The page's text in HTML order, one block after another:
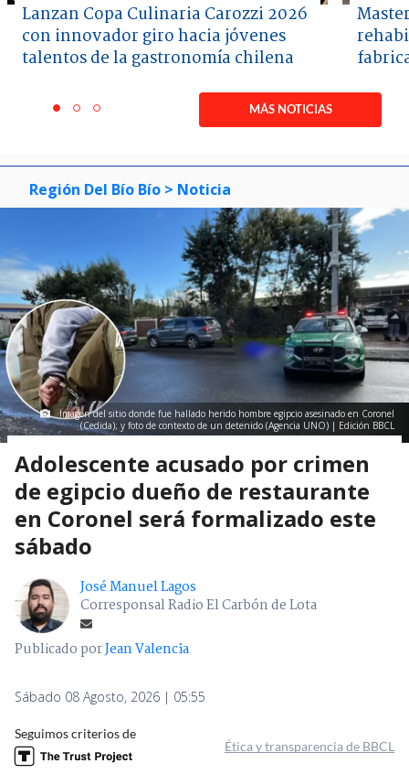
Lanzan Copa Culinaria Carozzi 2026
con innovador giro hacia jóvenes
talentos de la gastronomía chilena
itemitemitem
MÁS NOTICIAS
Región Del Bío Bío > Noticia
Imagen del sitio donde fue hallado herido hombre egipcio asesinado en Coronel
(Cedida); y foto de contexto de un detenido (Agencia UNO) | Edición BBCL
Adolescente acusado por crimen
de egipcio dueño de restaurante
en Coronel será formalizado este
sábado
José Manuel Lagos
Corresponsal Radio El Carbón de Lota
Publicado porJean Valencia
Sábado 08 Agosto, 2026 | 05:55
Seguimos criterios de
Ética y transparencia de BBCL